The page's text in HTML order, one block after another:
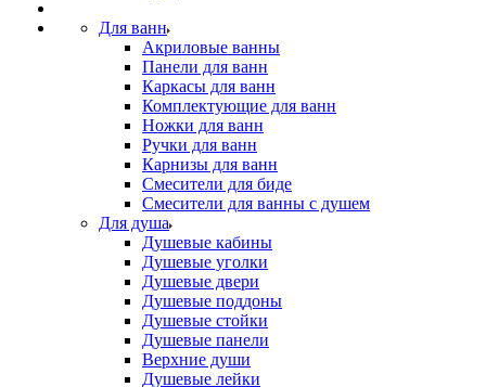
Для ванн
Акриловые ванны
Панели для ванн
Каркасы для ванн
Комплектующие для ванн
Ножки для ванн
Ручки для ванн
Карнизы для ванн
Смесители для биде
Смесители для ванны с душем
Для душа
Душевые кабины
Душевые уголки
Душевые двери
Душевые поддоны
Душевые стойки
Душевые панели
Верхние души
Душевые лейки